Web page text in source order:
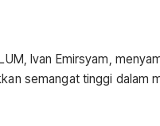
Ivan Emirsyam,
semangat tinggi dalam